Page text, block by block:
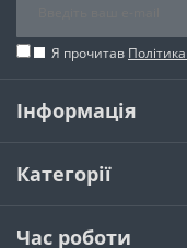
Я прочитав
Інформація
Категорії
Час роботи